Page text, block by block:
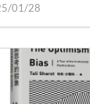
01/28